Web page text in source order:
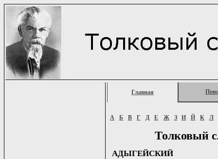
Главная
А Б В Г Д Е Ж З И Й К Л
Толковый
АДЫГЕЙСКИЙ